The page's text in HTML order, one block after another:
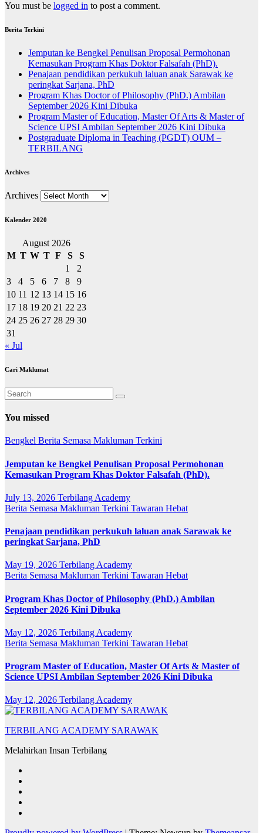
You must be logged in to post a comment.
Berita Terkini
Jemputan ke Bengkel Penulisan Proposal Permohonan
Kemasukan Program Khas Doktor Falsafah (PhD).
Penajaan pendidikan perkukuh laluan anak Sarawak ke
peringkat Sarjana, PhD
Program Khas Doctor of Philosophy (PhD.) Ambilan
September 2026 Kini Dibuka
Program Master of Education, Master Of Arts & Master of
Science UPSI Ambilan September 2026 Kini Dibuka
Postgraduate Diploma in Teaching (PGDT) OUM –
TERBILANG
Archives
Archives
Kalender 2020
August 2026
M T W T F S
S
1
2
3
4 5 6 7 8
9
10 11 12 13 14 15 16
17 18 19 20 21 22 23
24 25 26 27 28 29 30
31
« Jul
Cari Maklumat
You missed
Bengkel Berita Semasa Makluman Terkini
Jemputan ke Bengkel Penulisan Proposal Permohonan
Kemasukan Program Khas Doktor Falsafah (PhD).
July 13, 2026 Terbilang Academy
Berita Semasa Makluman Terkini Tawaran Hebat
Penajaan pendidikan perkukuh laluan anak Sarawak ke
peringkat Sarjana, PhD
May 19, 2026 Terbilang Academy
Berita Semasa Makluman Terkini Tawaran Hebat
Program Khas Doctor of Philosophy (PhD.) Ambilan
September 2026 Kini Dibuka
May 12, 2026 Terbilang Academy
Berita Semasa Makluman Terkini Tawaran Hebat
Program Master of Education, Master Of Arts & Master of
Science UPSI Ambilan September 2026 Kini Dibuka
May 12, 2026 Terbilang Academy
TERBILANG ACADEMY SARAWAK
Melahirkan Insan Terbilang